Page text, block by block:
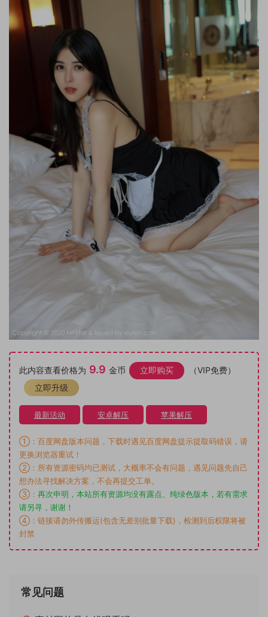
此内容查看价格为 9.9 金币 立即购买
（VIP免费）
立即升级
最新活动 安卓解压 苹果解压
①：百度网盘版本问题，下载时遇见百度网盘提示提取码错误，请
更换浏览器重试！
②：所有资源密码均已测试，大概率不会有问题，遇见问题先自己
想办法寻找解决方案，不会再提交工单。
③： 再次申明，本站所有资源均没有露点、纯绿色版本，若有需求
请另寻，谢谢！
④：链接请勿外传搬运(包含无差别批量下载)，检测到后权限将被
封禁
常见问题